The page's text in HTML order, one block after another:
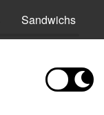
Sandwichs